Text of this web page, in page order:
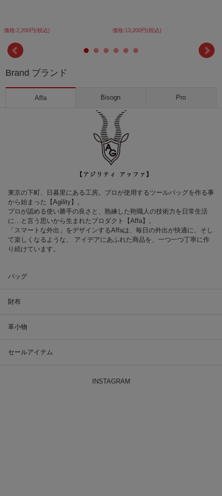
価格:2,200円(税込) 価格:13,200円(税込)
Brand ブランド
Affa Bisogn Pro
東京の下町、日暮里にある工房。プロが使用するツールバッグを作る事
から始まった【Agility】。
プロが認める使い勝手の良さと、熟練した鞄職人の技術力を日常生活
に…と言う思いから生まれたプロダクト【Affa】。
「スマートな外出」をデザインするAffaは、毎日の外出が快適に、そし
て楽しくなるような、 アイデアにあふれた商品を、一つ一つ丁寧に作
り続けています。
バッグ
財布
革小物
セールアイテム
INSTAGRAM